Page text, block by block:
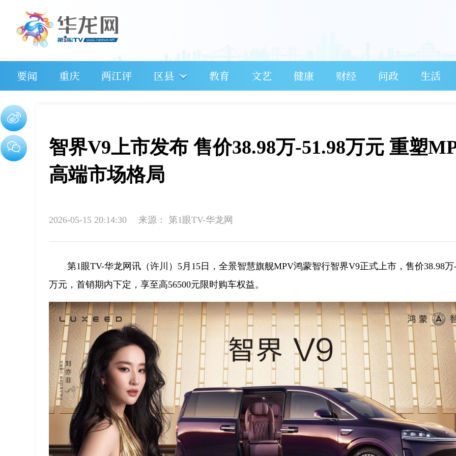
要闻 重庆 两江评 区县 教育 文艺 健康 财经 问政 生活
智界V9上市发布 售价38.98万-51.98万元 重塑
高端市场格局
2026-05-15 20:14:30 来源： 第1眼TV-华龙网
第1眼TV-华龙网讯（许川）5月15日，全景智慧旗舰MPV鸿蒙智行智界V9正式上市，售价38.98万
万元，首销期内下定，享至高56500元限时购车权益。